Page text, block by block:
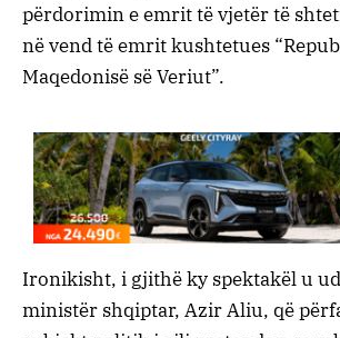
përdorimin e emrit të vjetër të
në vend të emrit kushtetues
Maqedonisë së Veriut”.
Ironikisht, i gjithë ky spektakël u
ministër shqiptar, Azir Aliu, që